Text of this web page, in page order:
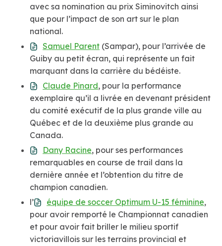
avec sa nomination au prix Siminovitch ainsi
que pour l’impact de son art sur le plan
national.
Samuel Parent (Sampar), pour l’arrivée de
Guiby au petit écran, qui représente un fait
marquant dans la carrière du bédéiste.
Claude Pinard, pour la performance
exemplaire qu’il a livrée en devenant président
du comité exécutif de la plus grande ville au
Québec et de la deuxième plus grande au
Canada.
Dany Racine, pour ses performances
remarquables en course de trail dans la
dernière année et l’obtention du titre de
champion canadien.
l’
équipe de soccer Optimum U-15 féminine,
pour avoir remporté le Championnat canadien
et pour avoir fait briller le milieu sportif
victoriavillois sur les terrains provincial et